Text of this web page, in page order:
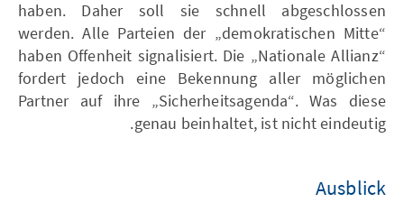
haben. Daher soll sie schnell abgeschlossen
werden. Alle Parteien der „demokratischen Mitte“
haben Offenheit signalisiert. Die „Nationale Allianz“
fordert jedoch eine Bekennung aller möglichen
Partner auf ihre „Sicherheitsagenda“. Was diese
genau beinhaltet, ist nicht eindeutig.
Ausblick